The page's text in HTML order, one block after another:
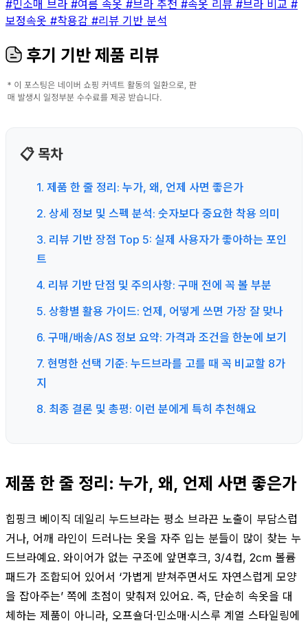
#민소매 브라 #여름 속옷 #브라 추천 #속옷 리뷰 #브라 비교 #
보정속옷 #착용감 #리뷰 기반 분석
후기 기반 제품 리뷰
📋 목차
1. 제품 한 줄 정리: 누가, 왜, 언제 사면 좋은가
2. 상세 정보 및 스펙 분석: 숫자보다 중요한 착용 의미
3. 리뷰 기반 장점 Top 5: 실제 사용자가 좋아하는 포인
트
4. 리뷰 기반 단점 및 주의사항: 구매 전에 꼭 볼 부분
5. 상황별 활용 가이드: 언제, 어떻게 쓰면 가장 잘 맞나
6. 구매/배송/AS 정보 요약: 가격과 조건을 한눈에 보기
7. 현명한 선택 기준: 누드브라를 고를 때 꼭 비교할 8가
지
8. 최종 결론 및 총평: 이런 분에게 특히 추천해요
제품 한 줄 정리: 누가, 왜, 언제 사면 좋은가
힙핑크 베이직 데일리 누드브라는 평소 브라끈 노출이 부담스럽
거나, 어깨 라인이 드러나는 옷을 자주 입는 분들이 많이 찾는 누
드브라예요. 와이어가 없는 구조에 앞면후크, 3/4컵, 2cm 볼륨
패드가 조합되어 있어서 ‘가볍게 받쳐주면서도 자연스럽게 모양
을 잡아주는’ 쪽에 초점이 맞춰져 있어요. 즉, 단순히 속옷을 대
체하는 제품이 아니라, 오프숄더·민소매·시스루 계열 스타일링에